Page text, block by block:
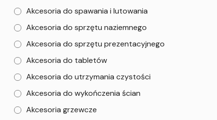
Akcesoria do spawania i lutowania
Akcesoria do sprzętu naziemnego
Akcesoria do sprzętu prezentacyjnego
Akcesoria do tabletów
Akcesoria do utrzymania czystości
Akcesoria do wykończenia ścian
Akcesoria grzewcze